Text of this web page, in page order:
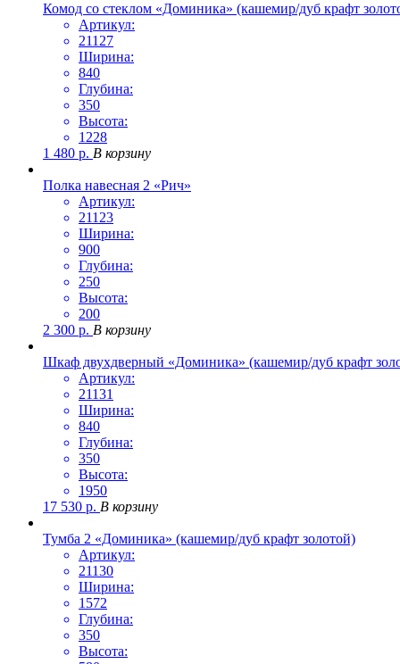
Комод со стеклом «Доминика» (кашемир/дуб крафт
Артикул:
21127
Ширина:
840
Глубина:
350
Высота:
1228
1 480 р. В корзину
Полка навесная 2 «Рич»
Артикул:
21123
Ширина:
900
Глубина:
250
Высота:
200
2 300 р. В корзину
Шкаф двухдверный «Доминика» (кашемир/дуб крафт
Артикул:
21131
Ширина:
840
Глубина:
350
Высота:
1950
17 530 р. В корзину
Тумба 2 «Доминика» (кашемир/дуб крафт золотой)
Артикул:
21130
Ширина:
1572
Глубина:
350
Высота: